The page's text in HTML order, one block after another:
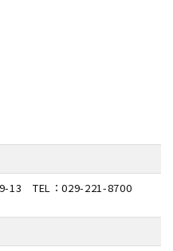
13 TEL：029-221-8700